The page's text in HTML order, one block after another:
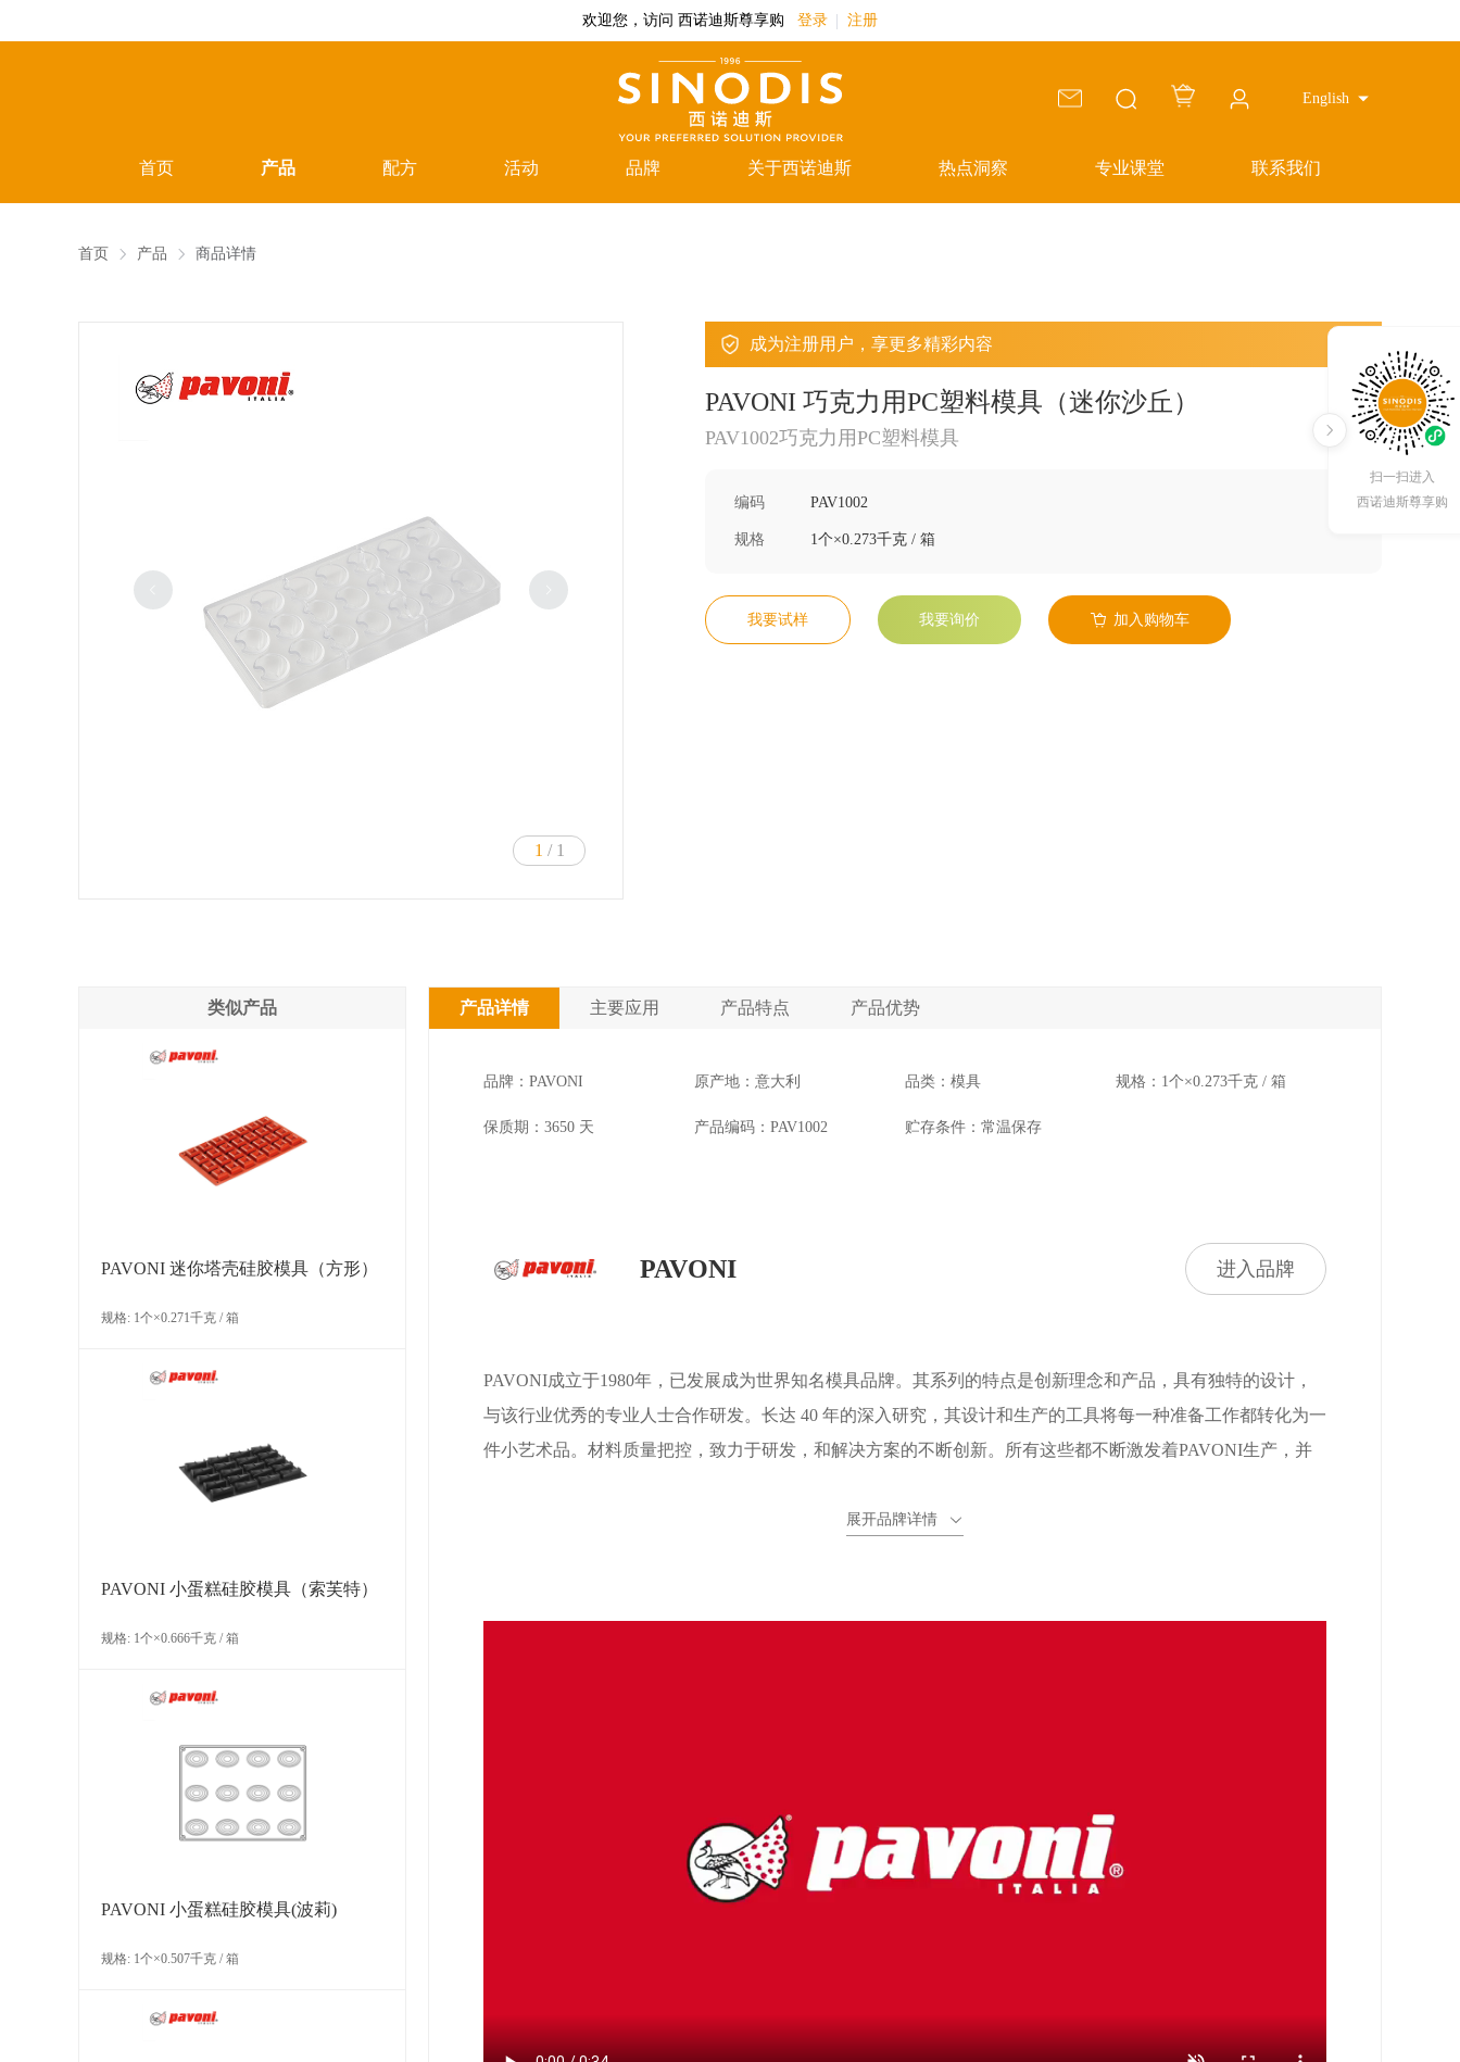
欢迎您，访问 西诺迪斯尊享购 登录 注册
English
首页 产品 配方 活动 品牌 关于西诺迪斯 热点洞察 专业课堂 联系我们
扫一扫进入
西诺迪斯尊享购
首页 产品 商品详情
1 / 1
成为注册用户，享更多精彩内容
PAVONI 巧克力用PC塑料模具（迷你沙丘）
PAV1002巧克力用PC塑料模具
编码 PAV1002
规格 1个×0.273千克 / 箱
我要试样 我要询价 加入购物车
类似产品
PAVONI 迷你塔壳硅胶模具（方形）
规格: 1个×0.271千克 / 箱
PAVONI 小蛋糕硅胶模具（索芙特）
规格: 1个×0.666千克 / 箱
PAVONI 小蛋糕硅胶模具(波莉)
规格: 1个×0.507千克 / 箱
产品详情 主要应用 产品特点 产品优势
品牌：PAVONI 原产地：意大利 品类：模具 规格：1个×0.273千克 / 箱
保质期：3650 天 产品编码：PAV1002 贮存条件：常温保存
PAVONI 进入品牌
PAVONI成立于1980年，已发展成为世界知名模具品牌。其系列的特点是创新理念和产品，具有独特的设计，
与该行业优秀的专业人士合作研发。长达 40 年的深入研究，其设计和生产的工具将每一种准备工作都转化为一
件小艺术品。材料质量把控，致力于研发，和解决方案的不断创新。所有这些都不断激发着PAVONI生产，并
淇淋的优质设备，以及专用于食品领域的颜色原料。展开品牌详情